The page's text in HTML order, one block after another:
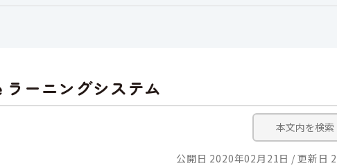
ーニングシステム
公開日 2020年02月21日 更新日